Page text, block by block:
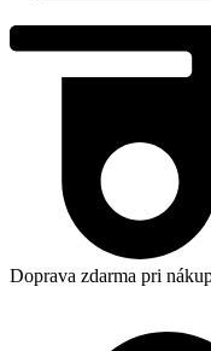
Doprava zdarma pri